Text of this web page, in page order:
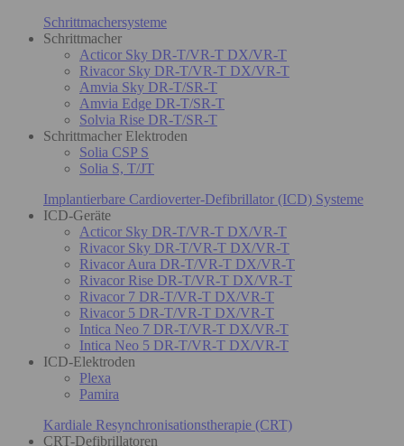
Schrittmachersysteme
Schrittmacher
Acticor Sky DR-T/VR-T DX/VR-T
Rivacor Sky DR-T/VR-T DX/VR-T
Amvia Sky DR-T/SR-T
Amvia Edge DR-T/SR-T
Solvia Rise DR-T/SR-T
Schrittmacher Elektroden
Solia CSP S
Solia S, T/JT
Implantierbare Cardioverter-Defibrillator (ICD) Systeme
ICD-Geräte
Acticor Sky DR-T/VR-T DX/VR-T
Rivacor Sky DR-T/VR-T DX/VR-T
Rivacor Aura DR-T/VR-T DX/VR-T
Rivacor Rise DR-T/VR-T DX/VR-T
Rivacor 7 DR-T/VR-T DX/VR-T
Rivacor 5 DR-T/VR-T DX/VR-T
Intica Neo 7 DR-T/VR-T DX/VR-T
Intica Neo 5 DR-T/VR-T DX/VR-T
ICD-Elektroden
Plexa
Pamira
Kardiale Resynchronisationstherapie (CRT)
CRT-Defibrillatoren